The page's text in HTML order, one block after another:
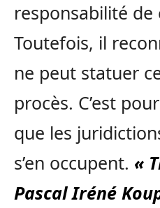
responsabilité de
Toutefois, il
ne peut statuer
procès. C’est
que les
s’en occupent. «
Pascal Iréné